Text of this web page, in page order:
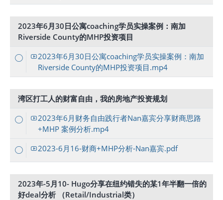
2023年6月30日公寓coaching学员实操案例：南加
Riverside County的MHP投资项目
2023年6月30日公寓coaching学员实操案例：南加
Riverside County的MHP投资项目.mp4
湾区打工人的财富自由，我的房地产投资规划
2023年6月财务自由践行者Nan嘉宾分享财商思路
+MHP 案例分析.mp4
2023-6月16-财商+MHP分析-Nan嘉宾.pdf
2023年-5月10- Hugo分享在纽约错失的某1年半翻一倍的
好deal分析 （Retail/Industrial类）